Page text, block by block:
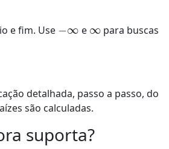
e fim. Use e
para buscas
detalhada, passo a passo, do
são calculadas.
suporta?